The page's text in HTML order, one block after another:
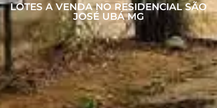
LOTES A VENDA NO RESIDENCIAL SÃO
JOSÉ UBÁ MG